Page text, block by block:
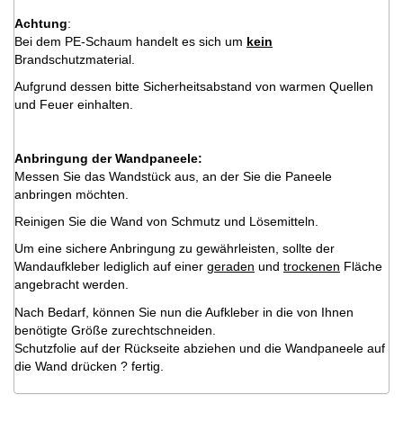
Achtung:
Bei dem PE-Schaum handelt es sich um kein
Brandschutzmaterial.
Aufgrund dessen bitte Sicherheitsabstand von warmen Quellen
und Feuer einhalten.
Anbringung der Wandpaneele:
Messen Sie das Wandstück aus, an der Sie die Paneele
anbringen möchten.
Reinigen Sie die Wand von Schmutz und Lösemitteln.
Um eine sichere Anbringung zu gewährleisten, sollte der
Wandaufkleber lediglich auf einer geraden und trockenen Fläche
angebracht werden.
Nach Bedarf, können Sie nun die Aufkleber in die von Ihnen
benötigte Größe zurechtschneiden.
Schutzfolie auf der Rückseite abziehen und die Wandpaneele auf
die Wand drücken ? fertig.